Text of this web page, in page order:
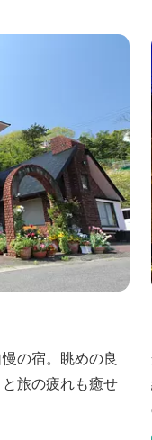
の宿。眺めの良
旅の疲れも癒せ